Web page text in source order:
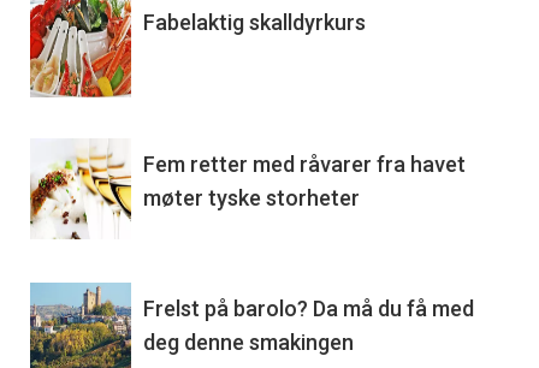
Fabelaktig skalldyrkurs
Fem retter med råvarer fra havet
møter tyske storheter
Frelst på barolo? Da må du få med
deg denne smakingen